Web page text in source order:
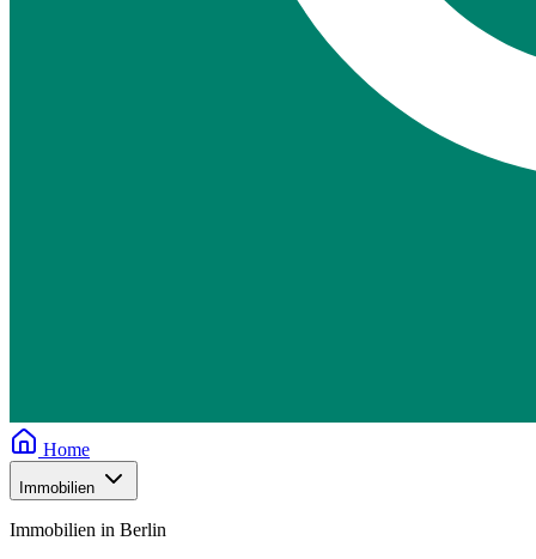
Home
Immobilien
Immobilien in Berlin